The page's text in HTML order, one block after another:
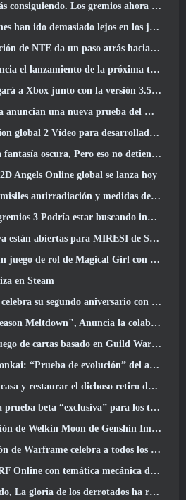
Los gremios ahora están disponibles en Eterspire
demasiado lejos en los juegos gratuitos??
un paso atrás hacia un juego de mesa de fantasía
de la próxima temporada “Undiscovered”
Xbox junto con la versión 3.5 Actualizar
del MMORPG de zombis de la vieja escuela, Persistir en línea
para desarrolladores, Compartir detalles sobre el juego
Pero eso no detiene la diversión del verano
Angels Online global se lanza hoy
de soporte electrónico en la actualización de caballería pesada
estar buscando innovar en el espacio MMO
para MIRESI de Smilegate: Futuro invisible
Girl con un estilo artístico inspirado en el anime de los 90
en Steam
aniversario con Descendant Fest 2026 Arroyo
Anuncia la colaboración de Rainbow Six Siege
basado en Guild Wars, Atado a la niebla
“Prueba de evolución” del anime Nexus
el dichoso retiro donde se encuentran los vientos
para los tomadores de tiempo del shooter de supervivencia en equipo
Moon de Genshin Impact llega y termina.. en la luna
celebra a todos los papás espaciales
mecánica de Netmarble se lanza a nivel mundial
gloria de los derrotados ha regresado